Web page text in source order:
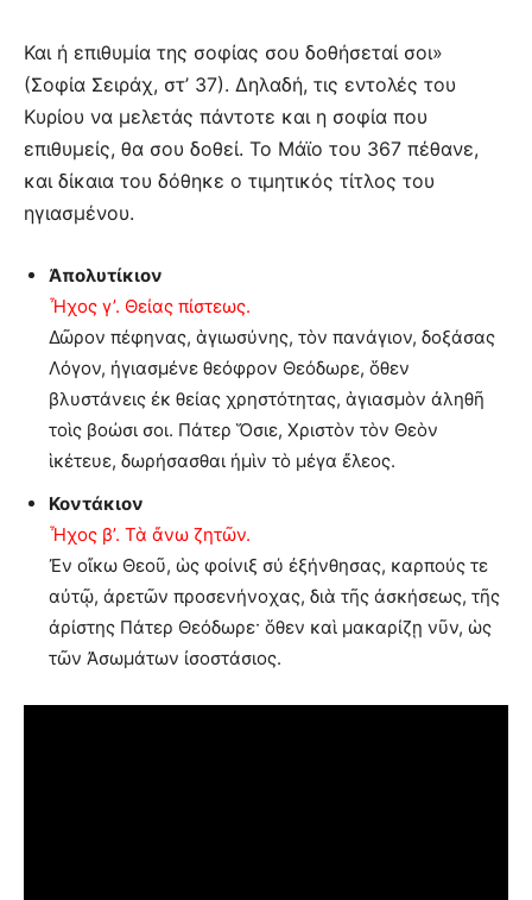
Και ή επιθυμία της σοφίας σου δοθήσεταί σοι»
(Σοφία Σειράχ, στ’ 37). Δηλαδή, τις εντολές του
Κυρίου να μελετάς πάντοτε και η σοφία που
επιθυμείς, θα σου δοθεί. Το Μάϊο του 367 πέθανε,
και δίκαια του δόθηκε ο τιμητικός τίτλος του
ηγιασμένου.
Ἀπολυτίκιον
Ἦχος γ’. Θείας πίστεως.
Δῶρον πέφηνας, ἁγιωσύνης, τὸν πανάγιον, δοξάσας
Λόγον, ἠγιασμένε θεόφρον Θεόδωρε, ὅθεν
βλυστάνεις ἐκ θείας χρηστότητας, ἁγιασμὸν ἀληθῆ
τοὶς βοώσι σοι. Πάτερ Ὅσιε, Χριστὸν τὸν Θεὸν
ἱκέτευε, δωρήσασθαι ἠμὶν τὸ μέγα ἔλεος.
Κοντάκιον
Ἦχος β’. Τὰ ἄνω ζητῶν.
Ἐν οἴκω Θεοῦ, ὡς φοίνιξ σύ ἐξήνθησας, καρπούς τε
αὐτῷ, ἀρετῶν προσενήνοχας, διὰ τῆς ἀσκήσεως, τῆς
ἀρίστης Πάτερ Θεόδωρε· ὅθεν καὶ μακαρίζῃ νῦν, ὡς
τῶν Ἀσωμάτων ἰσοστάσιος.